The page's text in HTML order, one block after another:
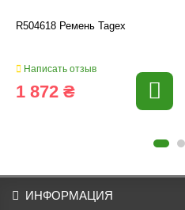
R504618 Ремень Tagex
Написать отзыв
1 872 ₴
ИНФОРМАЦИЯ